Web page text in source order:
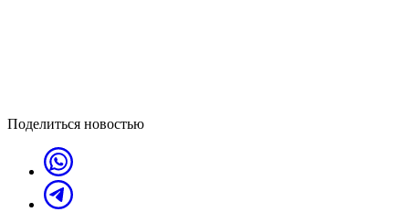
Поделиться новостью